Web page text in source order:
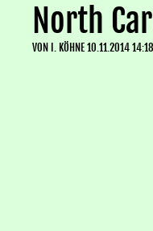
North
VON I. KÖHNE10.11.2014 14:18